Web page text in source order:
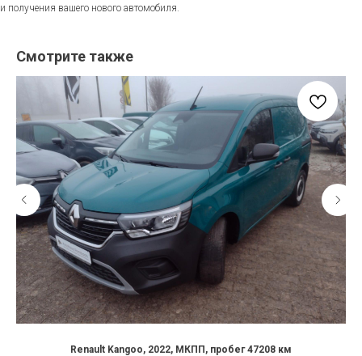
и получения вашего нового автомобиля.
Смотрите также
Renault Kangoo, 2022, МКПП, пробег 47208 км